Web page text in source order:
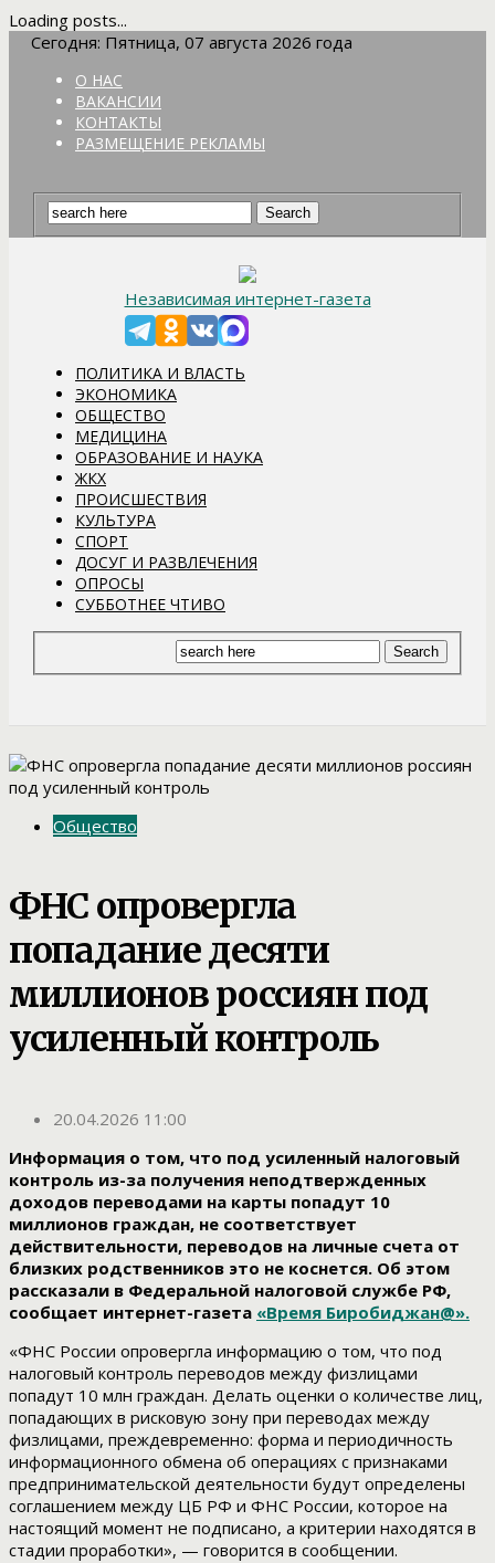
Loading posts...
Сегодня: Пятница, 07 августа 2026 года
О НАС
ВАКАНСИИ
КОНТАКТЫ
РАЗМЕЩЕНИЕ РЕКЛАМЫ
Независимая интернет-газета
ПОЛИТИКА И ВЛАСТЬ
ЭКОНОМИКА
ОБЩЕСТВО
МЕДИЦИНА
ОБРАЗОВАНИЕ И НАУКА
ЖКХ
ПРОИСШЕСТВИЯ
КУЛЬТУРА
СПОРТ
ДОСУГ И РАЗВЛЕЧЕНИЯ
ОПРОСЫ
СУББОТНЕЕ ЧТИВО
Общество
ФНС опровергла
попадание десяти
миллионов россиян под
усиленный контроль
20.04.2026 11:00
Информация о том, что под усиленный налоговый
контроль из-за получения неподтвержденных
доходов переводами на карты попадут 10
миллионов граждан, не соответствует
действительности, переводов на личные счета от
близких родственников это не коснется. Об этом
рассказали в Федеральной налоговой службе РФ,
сообщает интернет-газета «Время Биробиджан@».
«ФНС России опровергла информацию о том, что под
налоговый контроль переводов между физлицами
попадут 10 млн граждан. Делать оценки о количестве лиц,
попадающих в рисковую зону при переводах между
физлицами, преждевременно: форма и периодичность
информационного обмена об операциях с признаками
предпринимательской деятельности будут определены
соглашением между ЦБ РФ и ФНС России, которое на
настоящий момент не подписано, а критерии находятся в
стадии проработки», — говорится в сообщении.